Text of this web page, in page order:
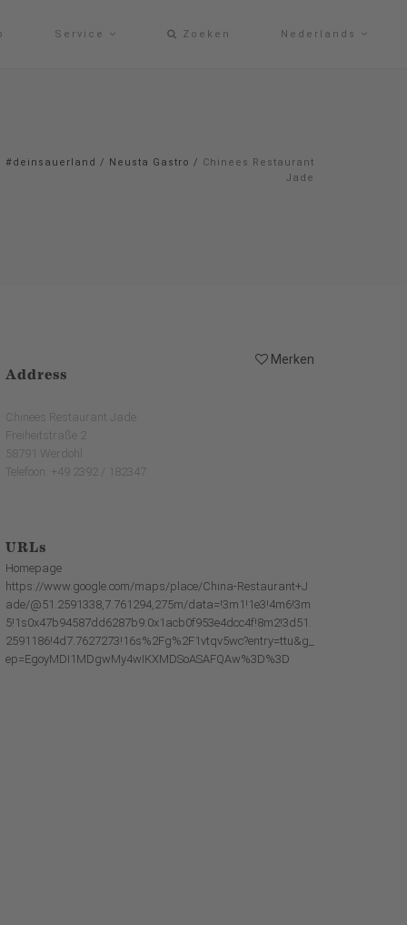
Service Zoeken Nederlands
#deinsauerland / Neusta Gastro / Chinees Restaurant
Jade
Merken
Address
Chinees Restaurant Jade
Freiheitstraße 2
58791 Werdohl
Telefoon: +49 2392 / 182347
URLs
Homepage
https://www.google.com/maps/place/China-Restaurant+J
ade/@51.2591338,7.761294,275m/data=!3m1!1e3!4m6!3m
5!1s0x47b94587dd6287b9:0x1acb0f953e4dcc4f!8m2!3d51.
2591186!4d7.7627273!16s%2Fg%2F1vtqv5wc?entry=ttu&g_
ep=EgoyMDI1MDgwMy4wIKXMDSoASAFQAw%3D%3D